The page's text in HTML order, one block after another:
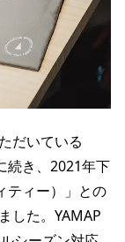
だいている
続き、2021年下
ィー）」との
した。YAMAP